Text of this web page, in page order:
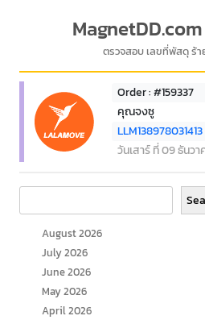
ตรวจสอบ เลขที่พัสดุ ร้
Order : #159337
คุณจงซู
LLM138978031413
วันเสาร์ ที่ 09 ธันว
August 2026
July 2026
June 2026
May 2026
April 2026